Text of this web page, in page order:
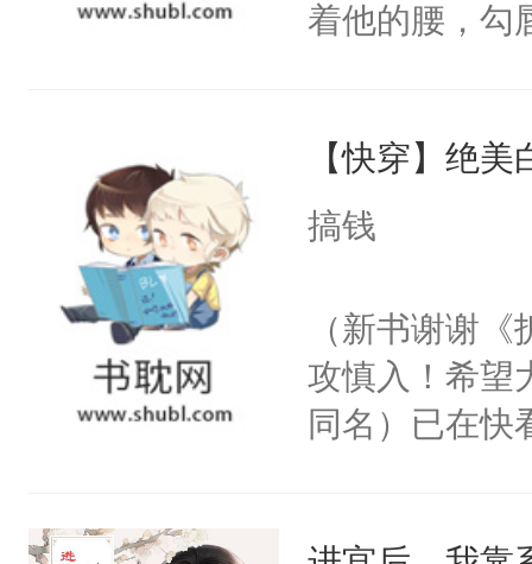
着他的腰，勾
来，给老公
用力——为你
【快穿】绝
搞钱
（新书谢谢
攻慎入！希望
同名）已在快